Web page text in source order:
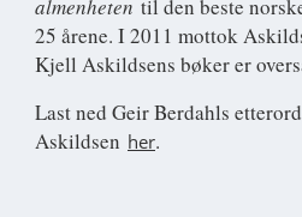
almenheten til den beste
25 årene. I 2011 mottok
Kjell Askildsens bøker er
Last ned Geir Berdahls
Askildsen her.